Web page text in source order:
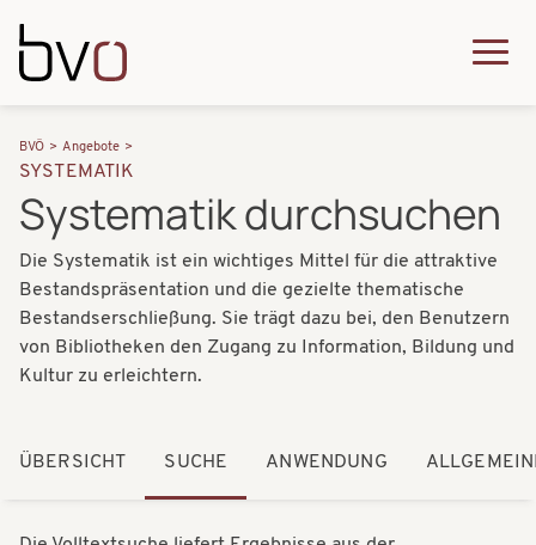
k
m
e
n
u
t
n
i
a
P
f
a
d
n
a
v
g
BVÖ Angebote
SYSTEMATIK
Systematik durchsuchen
Die Systematik ist ein wichtiges Mittel für die attraktive
Bestandspräsentation und die gezielte thematische
Bestandserschließung. Sie trägt dazu bei, den Benutzern
von Bibliotheken den Zugang zu Information, Bildung und
Kultur zu erleichtern.
ÜBERSICHT SUCHE ANWENDUNG